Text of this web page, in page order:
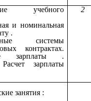
учебного
и номинальная
.
системы
контрактах.
зарплаты .
зарплаты
2
занятия :